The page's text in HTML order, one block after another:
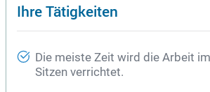
Ihre Tätigkeiten
Die meiste Zeit wird die Arbeit im
Sitzen verrichtet.